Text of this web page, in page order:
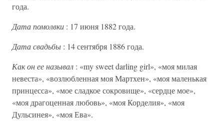
года.
Дата помолвки : 17 июня 1882 года.
Дата свадьбы : 14 сентября 1886 года.
Как он ее называл : «my sweet darling girl», «моя милая
невеста», «возлюбленная моя Мартхен», «моя маленькая
принцесса», «мое сладкое сокровище», «сердце мое»,
«моя драгоценная любовь», «моя Корделия», «моя
Дульсинея», «моя Ева».